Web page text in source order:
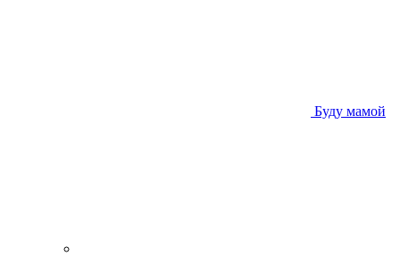
Буду мамой